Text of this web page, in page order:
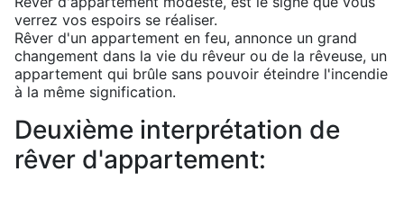
verrez vos espoirs se réaliser.
Rêver d'un appartement en feu, annonce un grand
changement dans la vie du rêveur ou de la rêveuse, un
appartement qui brûle sans pouvoir éteindre l'incendie
à la même signification.
Deuxième interprétation de
rêver d'appartement: